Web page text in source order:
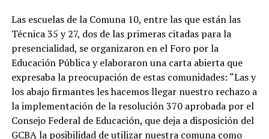
Las escuelas de la Comuna 10, entre las que están las
Técnica 35 y 27, dos de las primeras citadas para la
presencialidad, se organizaron en el Foro por la
Educación Pública y elaboraron una carta abierta que
expresaba la preocupación de estas comunidades: “Las y
los abajo firmantes les hacemos llegar nuestro rechazo a
la implementación de la resolución 370 aprobada por el
Consejo Federal de Educación, que deja a disposición del
GCBA la posibilidad de utilizar nuestra comuna como